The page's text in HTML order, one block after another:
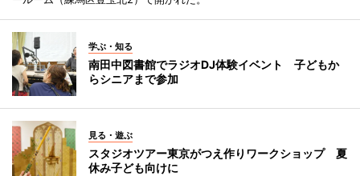
学ぶ・知る
南田中図書館でラジオDJ体験イベント 子どもか
らシニアまで参加
見る・遊ぶ
スタジオツアー東京がつえ作りワークショップ 夏
休み子ども向けに